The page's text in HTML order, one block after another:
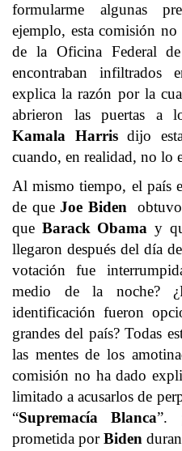
formularme algunas
ejemplo, esta comisión
de la Oficina Federal
encontraban infiltrados
explica la razón por la
abrieron las puertas a
Kamala Harrisdijo
cuando, en realidad, no lo
Al mismo tiempo, el país
de queJoe Biden
que Barack Obama y
llegaron después del día
votación fue
medio de la noche?
identificación fueron
grandes del país? Todas
las mentes de los
comisión no ha dado
limitado a acusarlos de
“Supremacía Blanca”.
prometida porBiden